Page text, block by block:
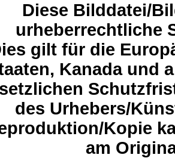
Diese Bilddatei/
urheberrechtliche
gilt für die
Kanada und
des Urhebers/
Kopie
am